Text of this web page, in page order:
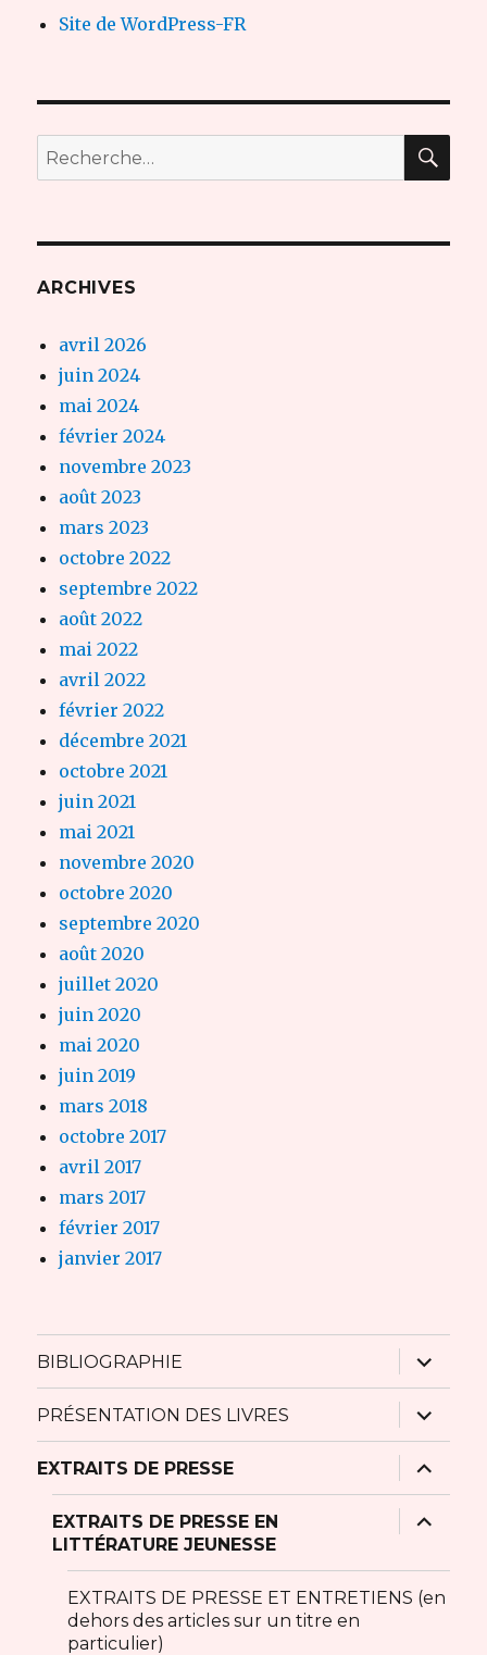
Site de WordPress-FR
Recherche
pour :
ARCHIVES
avril 2026
juin 2024
mai 2024
février 2024
novembre 2023
août 2023
mars 2023
octobre 2022
septembre 2022
août 2022
mai 2022
avril 2022
février 2022
décembre 2021
octobre 2021
juin 2021
mai 2021
novembre 2020
octobre 2020
septembre 2020
août 2020
juillet 2020
juin 2020
mai 2020
juin 2019
mars 2018
octobre 2017
avril 2017
mars 2017
février 2017
janvier 2017
BIBLIOGRAPHIE
ouvrir
le
sous-
menu
PRÉSENTATION DES LIVRES
ouvrir
le
sous-
menu
EXTRAITS DE PRESSE
ouvrir
le
sous-
menu
EXTRAITS DE PRESSE EN
LITTÉRATURE JEUNESSE
ouvrir
le
menu
EXTRAITS DE PRESSE ET ENTRETIENS (en
dehors des articles sur un titre en
particulier)